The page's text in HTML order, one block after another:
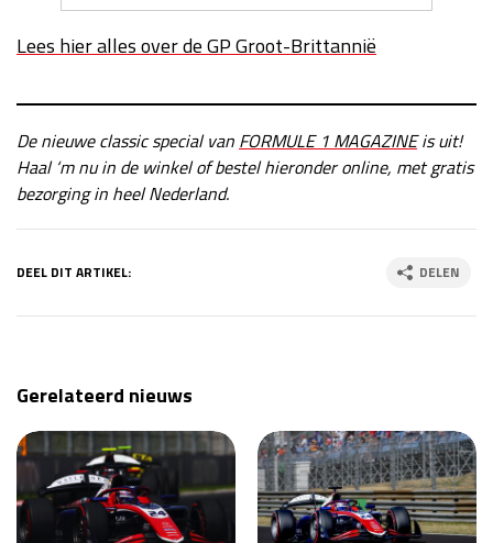
Lees hier alles over de GP Groot-Brittannië
De nieuwe classic special van FORMULE 1 MAGAZINEis uit!
Haal ‘m nu in de winkel of bestel hieronder online, met gratis
bezorging in heel Nederland.
DEEL DIT ARTIKEL: DELEN
Gerelateerd nieuws